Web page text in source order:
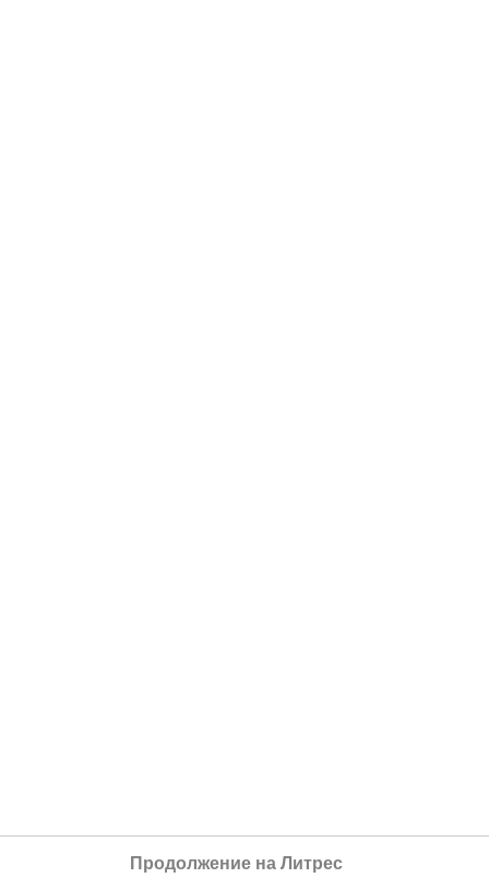
Продолжение на Литрес